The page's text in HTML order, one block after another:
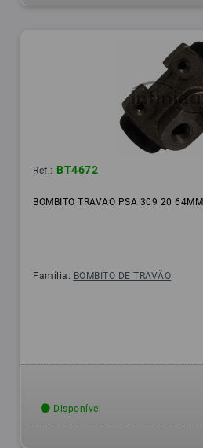
Ref.: BT4672
BOMBITO TRAVAO PSA 309 20 64MM
Família: BOMBITO DE TRAVÃO
Disponível